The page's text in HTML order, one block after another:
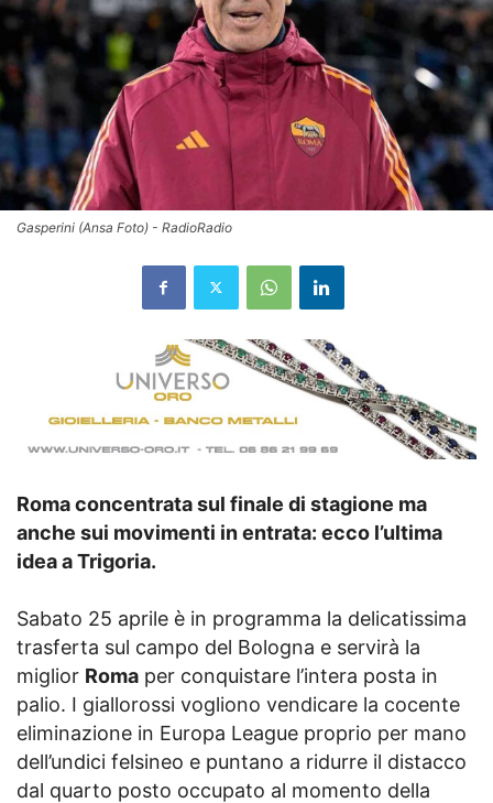
Gasperini (Ansa Foto) - RadioRadio
Roma concentrata sul finale di stagione ma
anche sui movimenti in entrata: ecco l’ultima
idea a Trigoria.
Sabato 25 aprile è in programma la delicatissima
trasferta sul campo del Bologna e servirà la
miglior Roma per conquistare l’intera posta in
palio. I giallorossi vogliono vendicare la cocente
eliminazione in Europa League proprio per mano
dell’undici felsineo e puntano a ridurre il distacco
dal quarto posto occupato al momento della